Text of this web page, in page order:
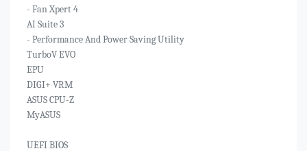
- Fan Xpert 4
AI Suite 3
- Performance And Power Saving Utility
TurboV EVO
EPU
DIGI+ VRM
ASUS CPU-Z
MyASUS
UEFI BIOS